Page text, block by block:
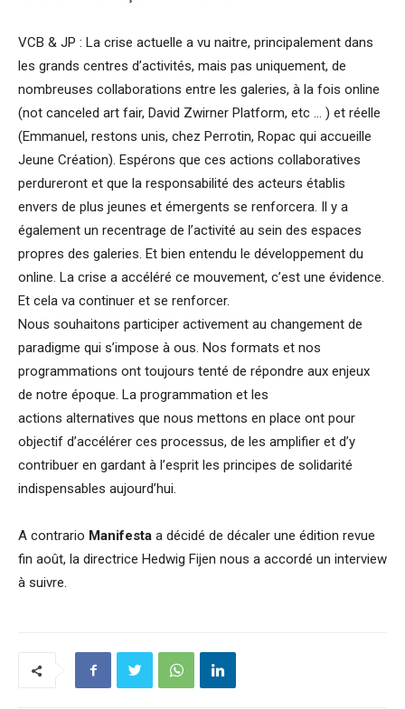
VCB & JP : La crise actuelle a vu naitre, principalement dans
les grands centres d’activités, mais pas uniquement, de
nombreuses collaborations entre les galeries, à la fois online
(not canceled art fair, David Zwirner Platform, etc … ) et réelle
(Emmanuel, restons unis, chez Perrotin, Ropac qui accueille
Jeune Création). Espérons que ces actions collaboratives
perdureront et que la responsabilité des acteurs établis
envers de plus jeunes et émergents se renforcera. Il y a
également un recentrage de l’activité au sein des espaces
propres des galeries. Et bien entendu le développement du
online. La crise a accéléré ce mouvement, c’est une évidence.
Et cela va continuer et se renforcer.
Nous souhaitons participer activement au changement de
paradigme qui s’impose à ous. Nos formats et nos
programmations ont toujours tenté de répondre aux enjeux
de notre époque. La programmation et les
actions alternatives que nous mettons en place ont pour
objectif d’accélérer ces processus, de les amplifier et d’y
contribuer en gardant à l’esprit les principes de solidarité
indispensables aujourd’hui.
A contrario Manifesta a décidé de décaler une édition revue
fin août, la directrice Hedwig Fijen nous a accordé un interview
à suivre.